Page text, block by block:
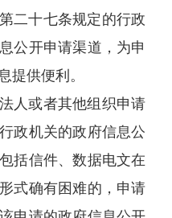
十七条规定的行政
公开申请渠道，为申
提供便利。
或者其他组织申请
政机关的政府信息公
括信件、数据电文在
式确有困难的，申请